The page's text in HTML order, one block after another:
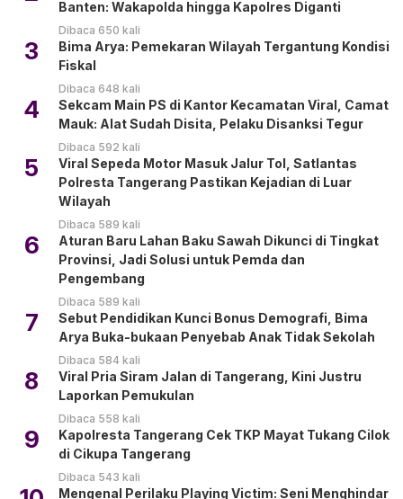
Banten: Wakapolda hingga Kapolres Diganti
Dibaca 650 kali
3
Bima Arya: Pemekaran Wilayah Tergantung Kondisi
Fiskal
Dibaca 648 kali
4
Sekcam Main PS di Kantor Kecamatan Viral, Camat
Mauk: Alat Sudah Disita, Pelaku Disanksi Tegur
Dibaca 592 kali
5
Viral Sepeda Motor Masuk Jalur Tol, Satlantas
Polresta Tangerang Pastikan Kejadian di Luar
Wilayah
Dibaca 589 kali
6
Aturan Baru Lahan Baku Sawah Dikunci di Tingkat
Provinsi, Jadi Solusi untuk Pemda dan
Pengembang
Dibaca 589 kali
7
Sebut Pendidikan Kunci Bonus Demografi, Bima
Arya Buka-bukaan Penyebab Anak Tidak Sekolah
Dibaca 584 kali
8
Viral Pria Siram Jalan di Tangerang, Kini Justru
Laporkan Pemukulan
Dibaca 558 kali
9
Kapolresta Tangerang Cek TKP Mayat Tukang Cilok
di Cikupa Tangerang
Dibaca 543 kali
Mengenal Perilaku Playing Victim: Seni Menghindar